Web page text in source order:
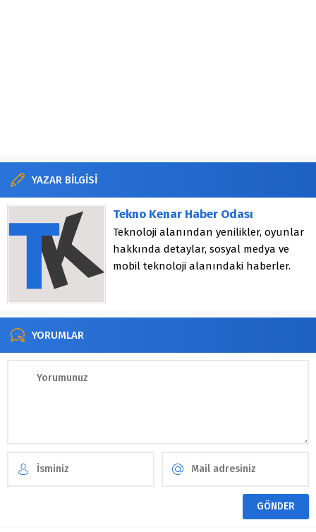
YAZAR BİLGİSİ
Tekno Kenar Haber Odası
Teknoloji alanından yenilikler, oyunlar
hakkında detaylar, sosyal medya ve
mobil teknoloji alanındaki haberler.
YORUMLAR